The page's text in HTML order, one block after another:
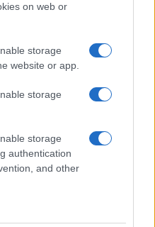
on web or
storage
website or app.
storage
storage
authentication
and other
piante